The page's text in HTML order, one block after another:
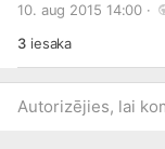
10. aug 2015 14:00 ·
3iesaka
Autorizējies, lai